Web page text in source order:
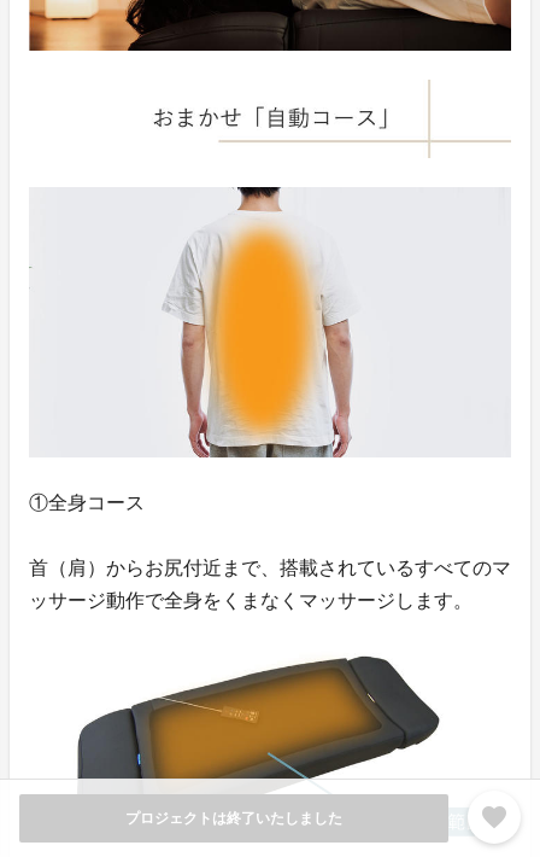
プロジェクトは終了いたしました favorite
①全身コース
首（肩）からお尻付近まで、搭載されているすべてのマ
ッサージ動作で全身をくまなくマッサージします。